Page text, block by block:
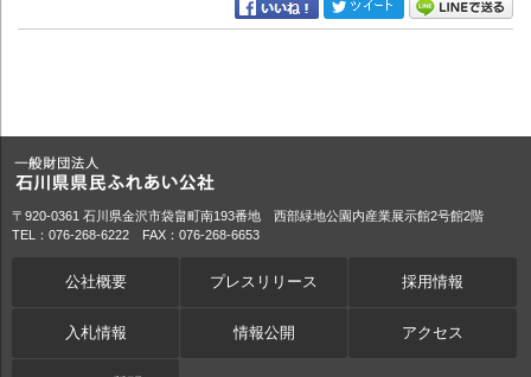
〒920-0361 石川県金沢市袋畠町南193番地 西部緑地公園内産業展示館2号館2階
TEL：076-268-6222 FAX：076-268-6653
公社概要 プレスリリース 採用情報
入札情報 情報公開 アクセス